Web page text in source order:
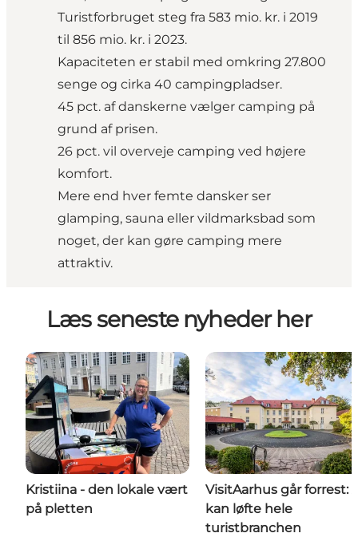
Turistforbruget steg fra 583 mio. kr. i 2019
til 856 mio. kr. i 2023.
Kapaciteten er stabil med omkring 27.800
senge og cirka 40 campingpladser.
45 pct. af danskerne vælger camping på
grund af prisen.
26 pct. vil overveje camping ved højere
komfort.
Mere end hver femte dansker ser
glamping, sauna eller vildmarksbad som
noget, der kan gøre camping mere
attraktiv.
Læs seneste nyheder her
Kristiina - den lokale vært
på pletten
VisitAarhus går forrest:
kan løfte hele
turistbranchen